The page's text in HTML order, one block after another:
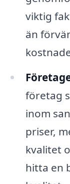
viktig
än
företag
inom
priser,
kvalitet
hitta en